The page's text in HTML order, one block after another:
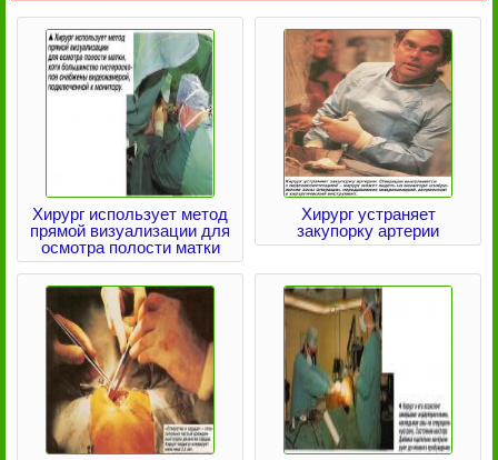
Хирург использует метод
прямой визуализации для
осмотра полости матки
Хирург устраняет
закупорку артерии